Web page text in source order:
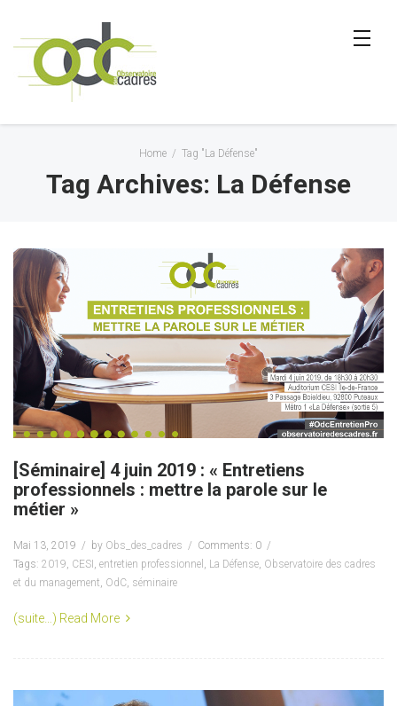
Home / Tag "La Défense"
Tag Archives: La Défense
[Séminaire] 4 juin 2019 : « Entretiens
professionnels : mettre la parole sur le
métier »
Mai 13, 2019 by Obs_des_cadres
Comments: 0
Tags: 2019, CESI , entretien professionnel , La Défense, Observatoire des cadres
et du management, OdC, séminaire
(suite…) Read More